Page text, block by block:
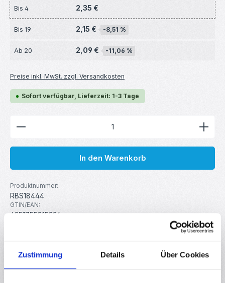
Zustimmung Details Über Cookies
Bis 4 2,35 €
Bis 19 2,15 € -8,51 %
Ab 20 2,09 € -11,06 %
Preise inkl. MwSt. zzgl. Versandkosten
Sofort verfügbar, Lieferzeit: 1-3 Tage
Produkt Anzahl: Gib den gewünschten Wert ein
In den Warenkorb
Produktnummer:
RBS18444
GTIN/EAN:
4251755815296
Beschreibung